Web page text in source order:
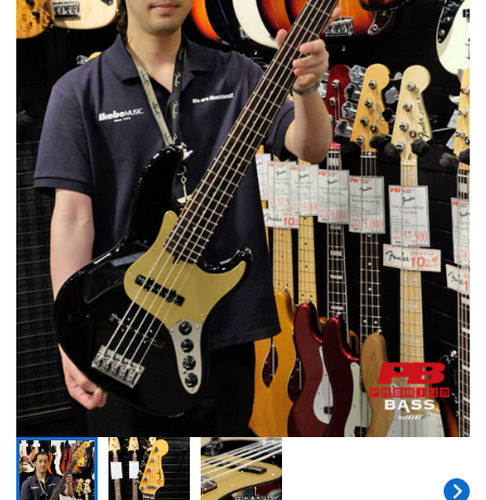
ドラム パーカッション
キーボード 電子ピアノ
管楽器 その他楽器
アンプ エフェクター
DJ機器 DTM
DTM オンライン納品